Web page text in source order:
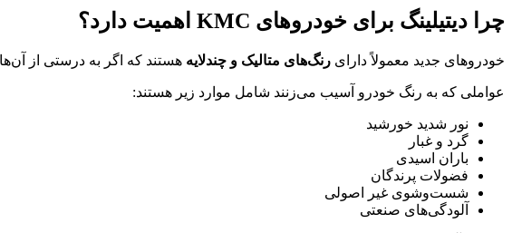
چرا دیتیلینگ برای خودروهای KMC اهمیت دارد؟
خودروهای جدید معمولاً دارای رنگ‌های متالیک و چندلایه هستند که اگر به درستی از
عواملی که به رنگ خودرو آسیب می‌زنند شامل موارد زیر هستند:
نور شدید خورشید
گرد و غبار
باران اسیدی
فضولات پرندگان
شست‌وشوی غیر اصولی
آلودگی‌های صنعتی